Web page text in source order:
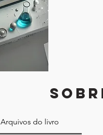
Arquivos do livro